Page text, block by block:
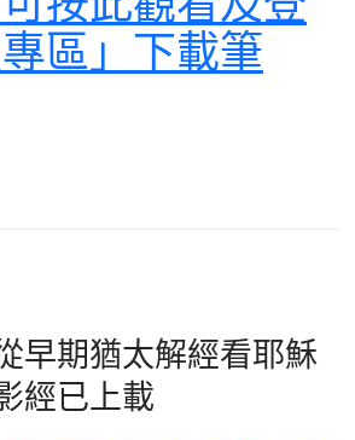
區」下載筆
早期猶太解經看耶穌
經已上載